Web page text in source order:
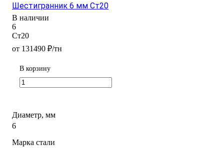
Шестигранник 6 мм Ст20
В наличии
6
Ст20
от 131490 ₽/тн
В корзину
Диаметр, мм
6
Марка стали